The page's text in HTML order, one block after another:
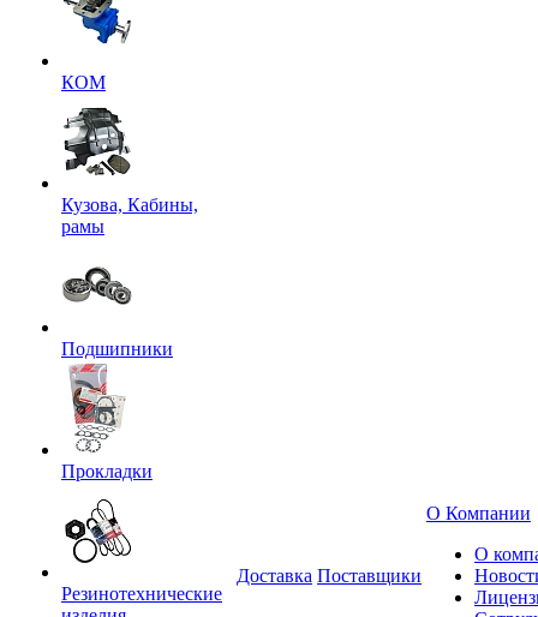
КОМ
Кузова, Кабины,
рамы
Подшипники
Прокладки
Резинотехнические
Доставка Поставщики
О Компании
О